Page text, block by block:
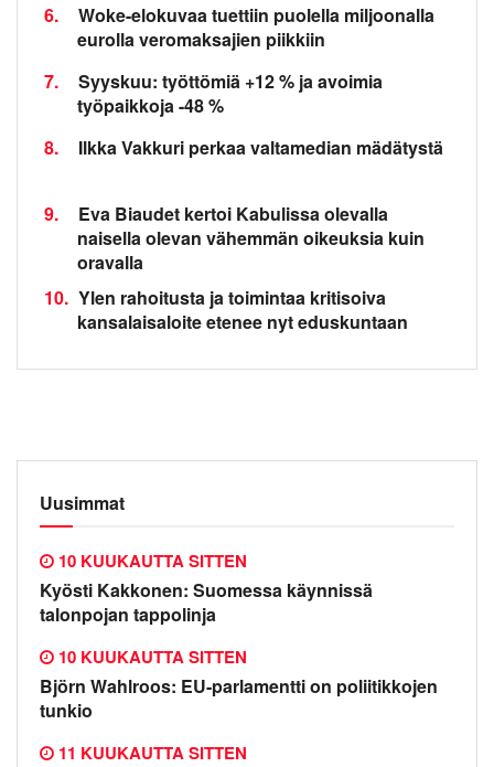
6.
Woke-elokuvaa tuettiin puolella miljoonalla
eurolla veromaksajien piikkiin
7.
Syyskuu: työttömiä +12 % ja avoimia
työpaikkoja -48 %
8.
Ilkka Vakkuri perkaa valtamedian mädätystä
9.
Eva Biaudet kertoi Kabulissa olevalla
naisella olevan vähemmän oikeuksia kuin
oravalla
10. Ylen rahoitusta ja toimintaa kritisoiva
kansalaisaloite etenee nyt eduskuntaan
Uusimmat
Kyösti Kakkonen: Suomessa käynnissä
talonpojan tappolinja
10 KUUKAUTTA SITTEN
Björn Wahlroos: EU-parlamentti on poliitikkojen
tunkio
10 KUUKAUTTA SITTEN
11 KUUKAUTTA SITTEN